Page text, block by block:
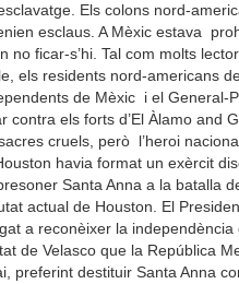
Els colons nord-
esclaus. A Mèxic estava
no ficar-s’hi. Tal com molts
els residents nord-americans
de Mèxic i el General-
contra els forts d’El Àlamo and
cruels, però l’heroi
havia format un exèrcit
Santa Anna a la batalla
actual de Houston. El
a reconèixer la independència
de Velasco que la República
preferint destituir Santa Anna